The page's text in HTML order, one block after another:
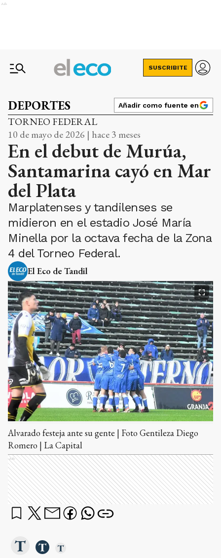
Ads
SUSCRIBITE
DEPORTES Añadir como fuente en
TORNEO FEDERAL
10 de mayo de 2026 | hace 3 meses
En el debut de Murúa,
Santamarina cayó en Mar
del Plata
Marplatenses y tandilenses se
midieron en el estadio José María
Minella por la octava fecha de la Zona
4 del Torneo Federal.
El Eco de Tandil
Alvarado festeja ante su gente | Foto Gentileza Diego
Romero | La Capital
Ads